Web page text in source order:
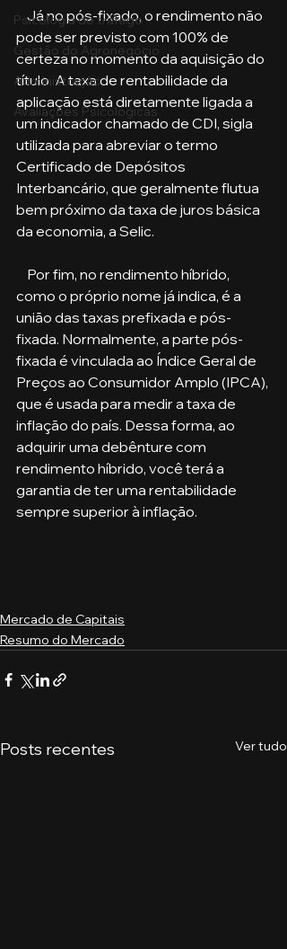
Psicologia de tráfego
Gestão do Agronegócio
Administração
Avaliações Psicológicas
    Já no pós-fixado, o rendimento não
pode ser previsto com 100% de
certeza no momento da aquisição do
título. A taxa de rentabilidade da
aplicação está diretamente ligada a
um indicador chamado de CDI, sigla
utilizada para abreviar o termo
Certificado de Depósitos
Interbancário, que geralmente flutua
bem próximo da taxa de juros básica
da economia, a Selic.
como o próprio nome já indica, é a
união das taxas prefixada e pós-
fixada. Normalmente, a parte pós-
fixada é vinculada ao Índice Geral de
Preços ao Consumidor Amplo (IPCA),
que é usada para medir a taxa de
inflação do país. Dessa forma, ao
adquirir uma debênture com
rendimento híbrido, você terá a
garantia de ter uma rentabilidade
sempre superior à inflação.
Mercado de Capitais
Resumo do Mercado
Posts recentes Ver tudo